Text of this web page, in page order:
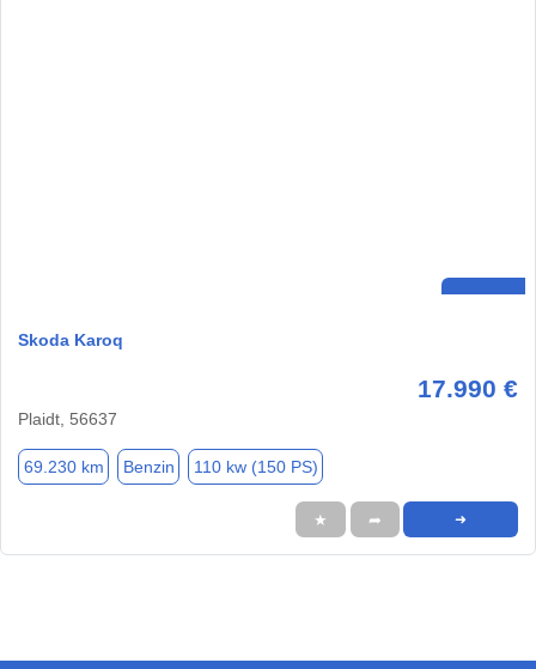
Skoda Karoq
17.990 €
Plaidt, 56637
69.230 km Benzin 110 kw (150 PS)
★ ➦ ➜